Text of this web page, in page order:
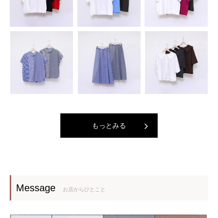
もっとみる
Message お店からひとこと